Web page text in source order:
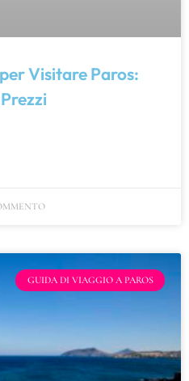
Visitare Paros:
GUIDA DI VIAGGIO A PAROS